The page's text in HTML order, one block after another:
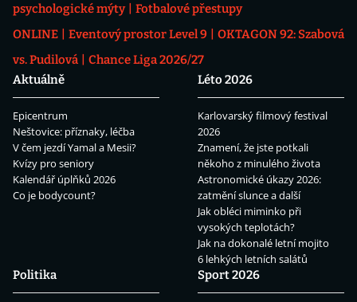
psychologické mýty
Fotbalové přestupy
ONLINE
Eventový prostor Level 9
OKTAGON 92: Szabová
vs. Pudilová
Chance Liga 2026/27
Aktuálně
Epicentrum
Neštovice: příznaky, léčba
V čem jezdí Yamal a Mesii?
Kvízy pro seniory
Kalendář úplňků 2026
Co je bodycount?
Léto 2026
Karlovarský filmový festival
2026
Znamení, že jste potkali
někoho z minulého života
Astronomické úkazy 2026:
zatmění slunce a další
Jak obléci miminko při
vysokých teplotách?
Jak na dokonalé letní mojito
6 lehkých letních salátů
Politika
Sport 2026